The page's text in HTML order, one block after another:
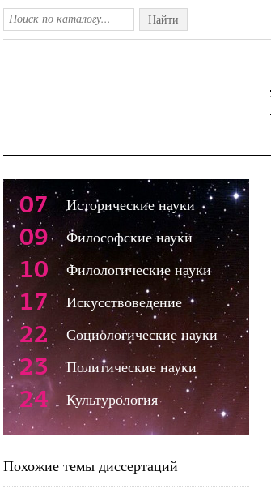
Найти
07 Исторические науки
09 Философские науки
10 Филологические науки
17 Искусствоведение
22 Социологические науки
23 Политические науки
24 Культурология
Похожие темы диссертаций